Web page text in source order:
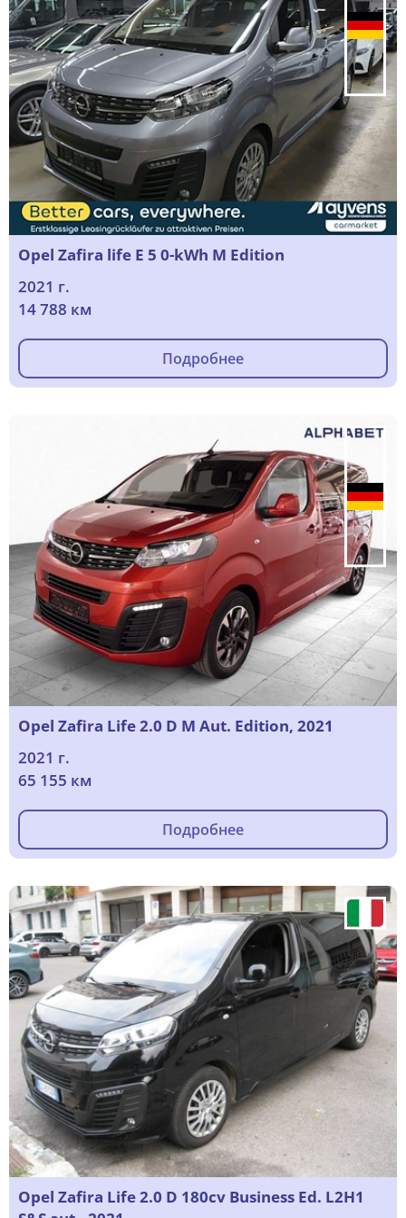
Opel Zafira life E 5 0-kWh M Edition
2021 г.
14 788 км
Подробнее
Opel Zafira Life 2.0 D M Aut. Edition, 2021
2021 г.
65 155 км
Подробнее
Opel Zafira Life 2.0 D 180cv Business Ed. L2H1